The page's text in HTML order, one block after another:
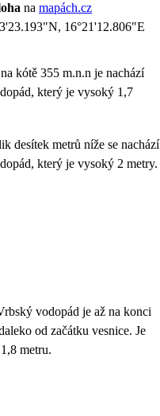
na mapách.cz
16°21'12.806"E
kótě 355 m.n.n je nachází
který je vysoký 1,7
desítek metrů níže se nachází
který je vysoký 2 metry.
vodopád je až na konci
od začátku vesnice. Je
metru.